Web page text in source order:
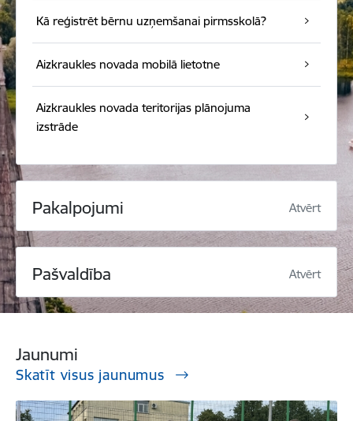
Kā reģistrēt bērnu uzņemšanai pirmsskolā?
Aizkraukles novada mobilā lietotne
Aizkraukles novada teritorijas plānojuma
izstrāde
Pakalpojumi Atvērt
Pašvaldība Atvērt
Jaunumi
Skatīt visus jaunumus